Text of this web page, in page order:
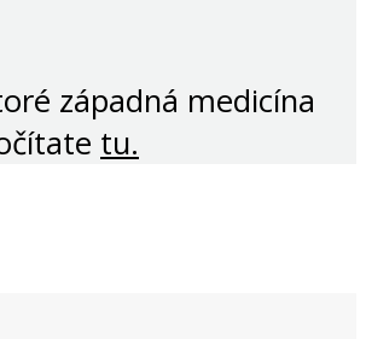
západná medicína
tu.